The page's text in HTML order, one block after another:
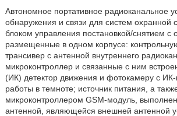
Автономное портативное радиоканальное
обнаружения и связи для систем охранной
блоком управления постановкой/снятием
размещенные в одном корпусе:
трансивер с антенной внутреннего
микроконтроллер и связанные с ним
(ИК) детектор движения и фотокамеру с ИК-
работы в темноте; источник питания, а
микроконтроллером GSM-модуль,
антенной, являющейся внешней антенной